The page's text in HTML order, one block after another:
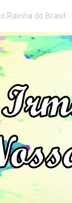
Rainha do Brasil